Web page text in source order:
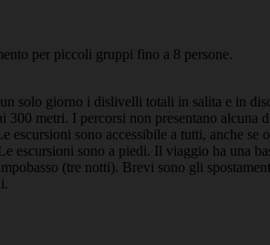
per piccoli gruppi fino a 8 persone.
solo giorno i dislivelli totali in salita e in
300 metri. I percorsi non presentano alcuna
escursioni sono accessibile a tutti, anche se
escursioni sono a piedi. Il viaggio ha una
(tre notti). Brevi sono gli